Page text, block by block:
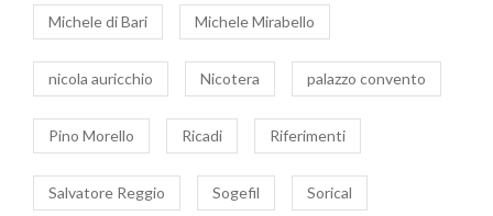
Michele di Bari Michele Mirabello
nicola auricchio Nicotera palazzo convento
Pino Morello Ricadi Riferimenti
Salvatore Reggio Sogefil Sorical